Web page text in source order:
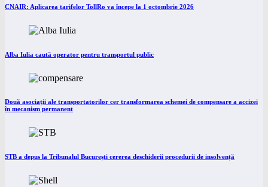
CNAIR: Aplicarea tarifelor TollRo va începe la 1 octombrie 2026
Alba Iulia caută operator pentru transportul public
Două asociații ale transportatorilor cer transformarea schemei de compensare a accizei
în mecanism permanent
STB a depus la Tribunalul București cererea deschiderii procedurii de insolvență